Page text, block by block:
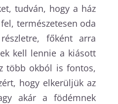
tudván, hogy a ház
természetesen oda
főként arra
kell lennie a kiásott
több okból is fontos,
hogy elkerüljük az
akár a födémnek